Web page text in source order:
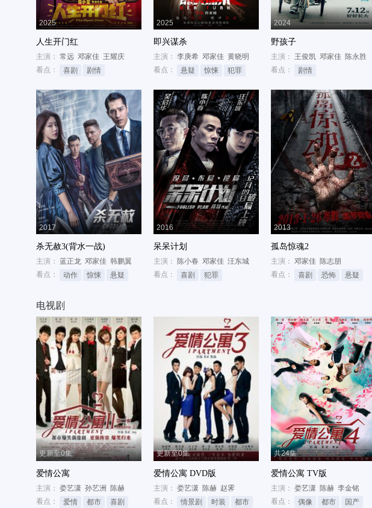
2025
人生开门红
主演： 常远 邓家佳 王耀庆
看点：
喜剧 剧情
2025
即兴谋杀
主演： 李庚希 邓家佳 黄晓明
看点：
悬疑 惊悚 犯罪
2024
野孩子
主演： 王俊凯 邓家佳 陈永胜
看点：
剧情
2017
杀无赦3(背水一战)
主演： 蓝正龙 邓家佳 韩鹏翼
看点：
动作 惊悚 悬疑
2016
呆呆计划
主演： 陈小春 邓家佳 汪东城
看点：
喜剧 犯罪
2013
孤岛惊魂2
主演： 邓家佳 陈志朋
看点：
喜剧 恐怖 悬疑
电视剧
更新至0集
爱情公寓
主演： 娄艺潇 孙艺洲
陈赫
看点：
爱情 都市 喜剧
更新至0集
爱情公寓 DVD版
主演： 娄艺潇 陈赫 赵霁
看点：
情景剧 时装 都市
共24集
爱情公寓 TV版
主演： 娄艺潇 陈赫 李金铭
看点：
偶像 都市 国产